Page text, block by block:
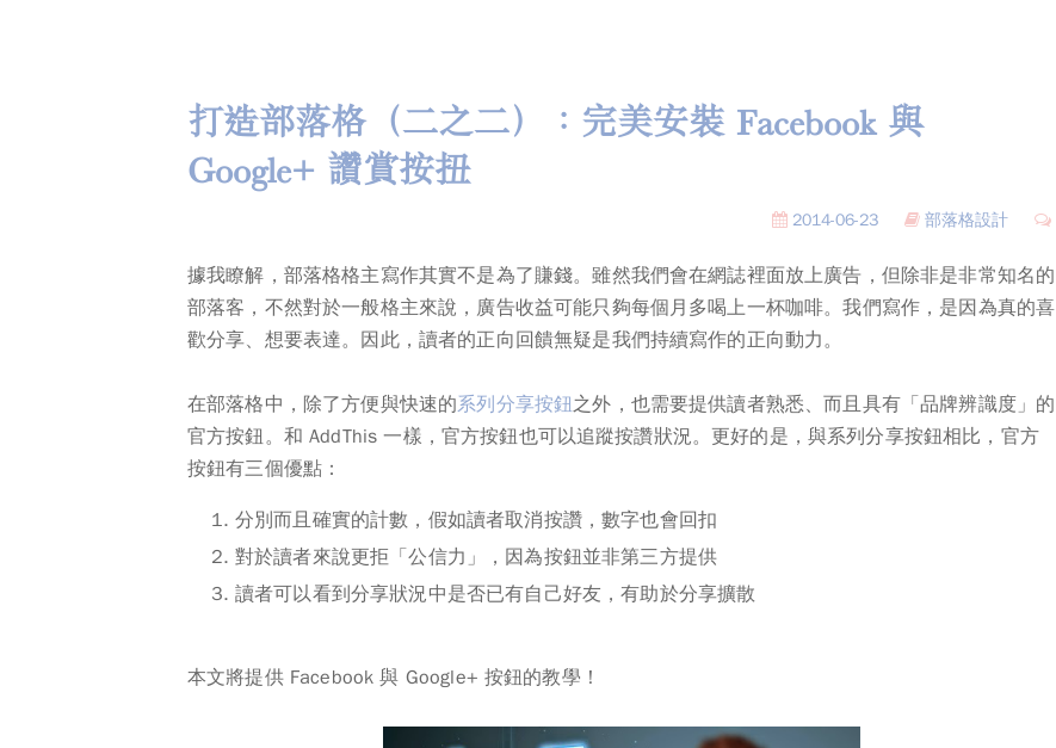
打造部落格（二之二）：完美安裝 Facebook 與
Google+ 讚賞按扭
2014-06-23 部落格設計
據我瞭解，部落格格主寫作其實不是為了賺錢。雖然我們會在網誌裡面放上廣告，但除非是非常知名的
部落客，不然對於一般格主來說，廣告收益可能只夠每個月多喝上一杯咖啡。我們寫作，是因為真的喜
歡分享、想要表達。 因此，讀者的正向回饋無疑是我們持續寫作的正向動力。
在部落格中，除了方便與快速的系列分享按鈕之外，也需要提供讀者熟悉、而且具有「品牌辨識度」的
官方按鈕。和 AddThis 一樣，官方按鈕也可以追蹤按讚狀況。更好的是，與系列分享按鈕相比，官方
按鈕有三個優點：
分別而且確實的計數，假如讀者取消按讚，數字也會回扣
對於讀者來說更拒「公信力」，因為按鈕並非第三方提供
讀者可以看到分享狀況中是否已有自己好友，有助於分享擴散
本文將提供 Facebook 與 Google+ 按鈕的教學！